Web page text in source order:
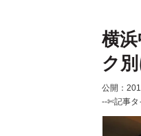
横
ク
公開：
--✄記事タ